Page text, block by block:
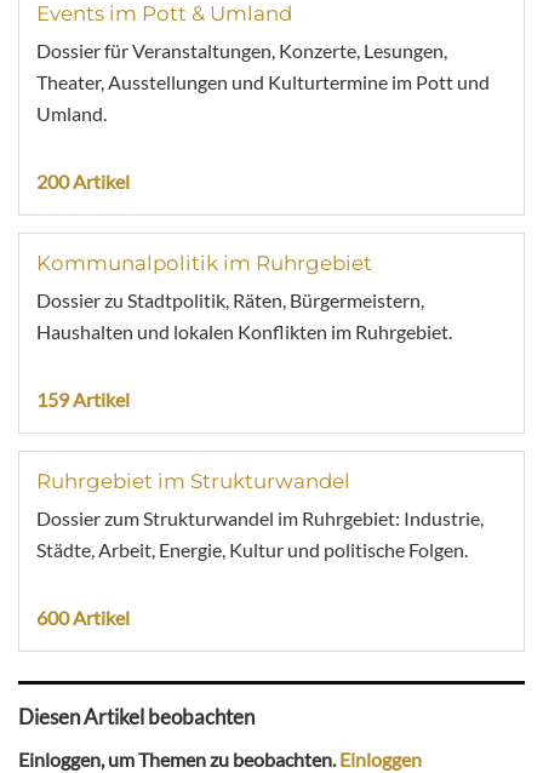
Events im Pott & Umland
Dossier für Veranstaltungen, Konzerte, Lesungen,
Theater, Ausstellungen und Kulturtermine im Pott und
Umland.
200 Artikel
Kommunalpolitik im Ruhrgebiet
Dossier zu Stadtpolitik, Räten, Bürgermeistern,
Haushalten und lokalen Konflikten im Ruhrgebiet.
159 Artikel
Ruhrgebiet im Strukturwandel
Dossier zum Strukturwandel im Ruhrgebiet: Industrie,
Städte, Arbeit, Energie, Kultur und politische Folgen.
600 Artikel
Diesen Artikel beobachten
Einloggen, um Themen zu beobachten.Einloggen